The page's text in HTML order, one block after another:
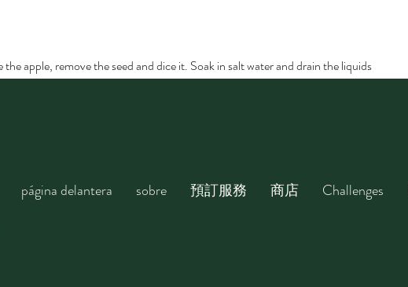
the apple, remove the seed and dice it. Soak in salt water and drain the liquids
bowl, mix papaya, honeydew, apple, raisin, and black sesame together
página delantera sobre 預訂服務 商店 Challenges